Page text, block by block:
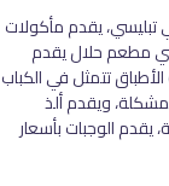
يقدم مأكولات
مطعم حلال يقدم
تتمثل في الكباب
ويقدم ألذ
الوجبات بأسعار